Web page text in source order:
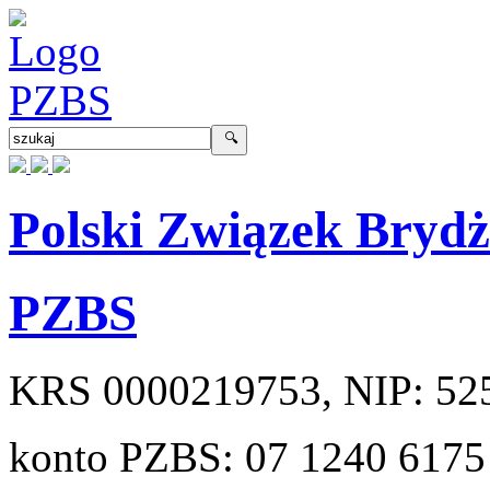
Polski Związek
PZBS
KRS 0000219753, NIP:
konto PZBS: 07 1240